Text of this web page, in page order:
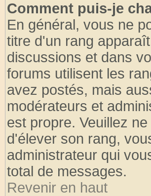
Comment puis-je
En général, vous ne
titre d'un rang
discussions et dans
forums utilisent les
avez postés, mais
modérateurs et
est propre. Veuillez
d'élever son rang,
administrateur qui
total de messages.
Revenir en haut